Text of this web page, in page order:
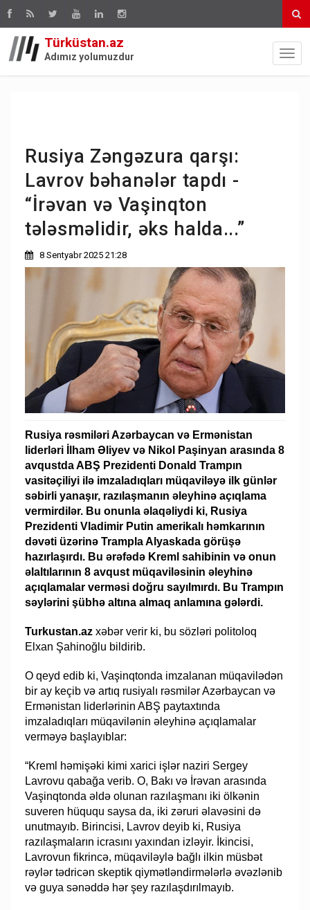
Türküstan.az
Adımız yolumuzdur
Rusiya Zəngəzura qarşı:
Lavrov bəhanələr tapdı -
“İrəvan və Vaşinqton
tələsməlidir, əks halda...”
8 Sentyabr 2025 21:28
Rusiya rəsmiləri Azərbaycan və Ermənistan
liderləri İlham Əliyev və Nikol Paşinyan arasında 8
avqustda ABŞ Prezidenti Donald Trampın
vasitəçiliyi ilə imzaladıqları müqaviləyə ilk günlər
səbirli yanaşır, razılaşmanın əleyhinə açıqlama
vermirdilər. Bu onunla əlaqəliydi ki, Rusiya
Prezidenti Vladimir Putin amerikalı həmkarının
dəvəti üzərinə Trampla Alyaskada görüşə
hazırlaşırdı. Bu ərəfədə Kreml sahibinin və onun
əlaltılarının 8 avqust müqaviləsinin əleyhinə
açıqlamalar verməsi doğru sayılmırdı. Bu Trampın
səylərini şübhə altına almaq anlamına gələrdi.
Turkustan.azxəbər verir ki, bu sözləri politoloq
Elxan Şahinoğlu bildirib.
O qeyd edib ki, Vaşinqtonda imzalanan müqavilədən
bir ay keçib və artıq rusiyalı rəsmilər Azərbaycan və
Ermənistan liderlərinin ABŞ paytaxtında
imzaladıqları müqavilənin əleyhinə açıqlamalar
verməyə başlayıblar:
“Kreml həmişəki kimi xarici işlər naziri Sergey
Lavrovu qabağa verib. O, Bakı və İrəvan arasında
Vaşinqtonda əldə olunan razılaşmanı iki ölkənin
suveren hüququ saysa da, iki zəruri əlavəsini də
unutmayıb. Birincisi, Lavrov deyib ki, Rusiya
razılaşmaların icrasını yaxından izləyir. İkincisi,
Lavrovun fikrincə, müqaviləylə bağlı ilkin müsbət
rəylər tədricən skeptik qiymətləndirmələrlə əvəzlənib
və guya sənəddə hər şey razılaşdırılmayıb.